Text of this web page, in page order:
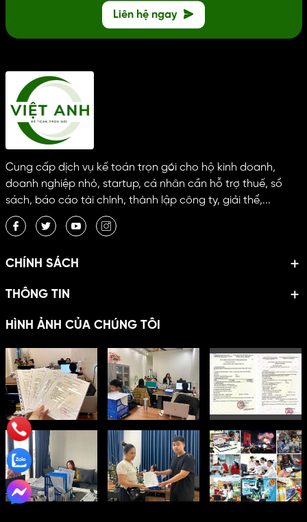
Liên hệ ngay
Cung cấp dịch vụ kế toán trọn gói cho hộ kinh doanh,
doanh nghiệp nhỏ, startup, cá nhân cần hỗ trợ thuế, sổ
sách, báo cáo tài chính, thành lập công ty, giải thể,...
CHÍNH SÁCH
THÔNG TIN
HÌNH ẢNH CỦA CHÚNG TÔI